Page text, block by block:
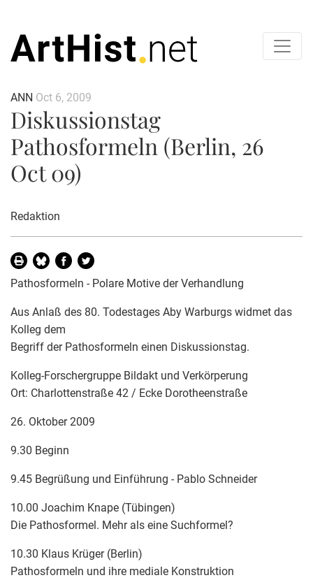
ANN Oct 6, 2009
Diskussionstag
Pathosformeln (Berlin, 26
Oct 09)
Redaktion
Pathosformeln - Polare Motive der Verhandlung
Aus Anlaß des 80. Todestages Aby Warburgs widmet das
Kolleg dem
Begriff der Pathosformeln einen Diskussionstag.
Kolleg-Forschergruppe Bildakt und Verkörperung
Ort: Charlottenstraße 42 / Ecke Dorotheenstraße
26. Oktober 2009
9.30 Beginn
9.45 Begrüßung und Einführung - Pablo Schneider
10.00 Joachim Knape (Tübingen)
Die Pathosformel. Mehr als eine Suchformel?
10.30 Klaus Krüger (Berlin)
Pathosformeln und ihre mediale Konstruktion